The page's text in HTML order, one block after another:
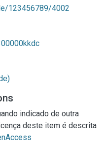
123456789/4002
indicado de outra
deste item é descrita